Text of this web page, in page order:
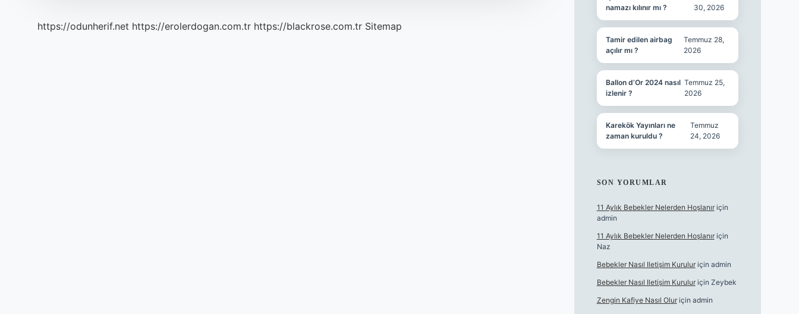
https://odunherif.net https://erolerdogan.com.tr https://blackrose.com.tr Sitemap
namazı kılınır mı ?
30, 2026
Tamir edilen airbag
açılır mı ?
Temmuz 28,
2026
Ballon d’Or 2024 nasıl
izlenir ?
Temmuz 25,
2026
Karekök Yayınları ne
zaman kuruldu ?
Temmuz
24, 2026
SON YORUMLAR
11 Aylık Bebekler Nelerden Hoşlanıriçin
admin
11 Aylık Bebekler Nelerden Hoşlanıriçin
Naz
Bebekler Nasıl Iletişim Kuruluriçin admin
Bebekler Nasıl Iletişim Kuruluriçin Zeybek
Zengin Kafiye Nasıl Oluriçin admin